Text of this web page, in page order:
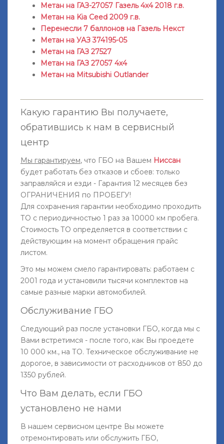
Метан на ГАЗ-27057 Газель 4x4 2018 г.в.
Метан на Kia Ceed 2009 г.в.
Перенесли 7 баллонов на Газель Некст
Метан на УАЗ 374195-05
Метан на ГАЗ 27527
Метан на ГАЗ 27057 4х4
Метан на Mitsubishi Outlander
Какую гарантию Вы получаете,
обратившись к нам в сервисный
центр
Мы гарантируем, что ГБО на Вашем Ниссан
будет работать без отказов и сбоев: только
заправляйся и езди - Гарантия 12 месяцев без
ОГРАНИЧЕНИЯ по ПРОБЕГУ!
Для сохранения гарантии необходимо проходить
ТО с периодичностью 1 раз за 10000 км пробега.
Стоимость ТО определяется в соответствии с
действующим на момент обращения прайс
листом.
Это мы можем смело гарантировать: работаем с
2001 года и установили тысячи комплектов на
самые разные марки автомобилей.
Обслуживание ГБО
Следующий раз после установки ГБО, когда мы с
Вами встретимся - после того, как Вы проедете
10 000 км., на ТО. Техническое обслуживание не
дорогое, в зависимости от расходников от 850 до
1350 рублей.
Что Вам делать, если ГБО
установлено не нами
В нашем сервисном центре Вы можете
отремонтировать или обслужить ГБО,